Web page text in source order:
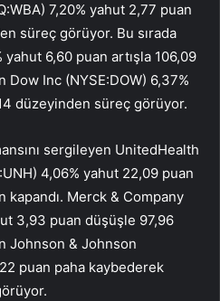
WBA) 7,20% yahut 2,77 puan
süreç görüyor. Bu sırada
yahut 6,60 puan artışla 106,09
Dow Inc (NYSE:DOW) 6,37%
düzeyinden süreç görüyor.
sergileyen UnitedHealth
UNH) 4,06% yahut 22,09 puan
Merck & Company
3,93 puan düşüşle 97,96
Johnson & Johnson
puan paha kaybederek